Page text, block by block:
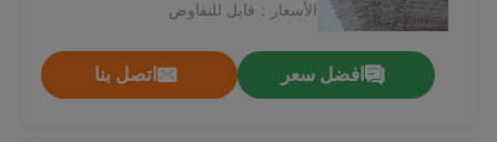
الأسعار：قابل للتفاوض
افضل سعر اتصل بنا